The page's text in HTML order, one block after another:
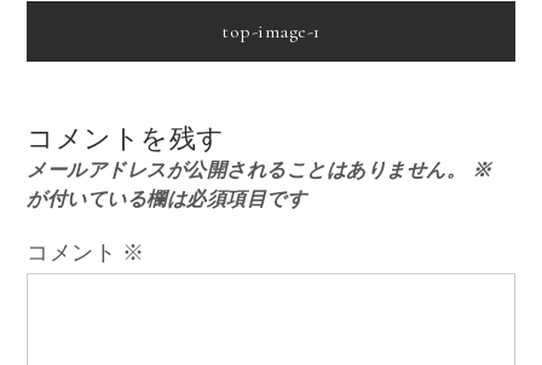
ナ
ビ
top-image-1
コメントを残す
メールアドレスが公開されることはありません。
※
が付いている欄は必須項目です
コメント ※